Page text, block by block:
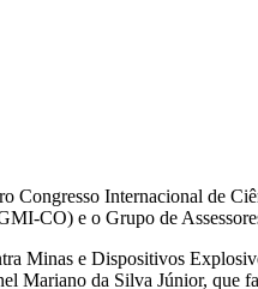
Congresso Internacional de
CO) e o Grupo de
Minas e Dispositivos
da Silva Júnior, que